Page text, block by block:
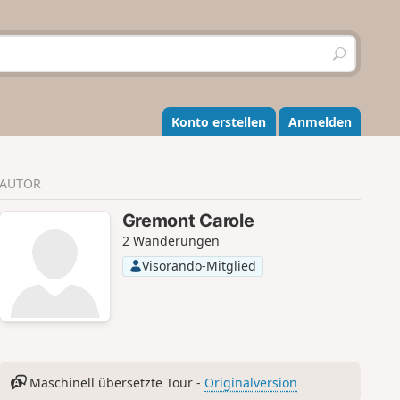
S
u
h
e
n
Konto erstellen Anmelden
AUTOR
Gremont Carole
2 Wanderungen
Visorando-Mitglied
Maschinell übersetzte Tour - Originalversion